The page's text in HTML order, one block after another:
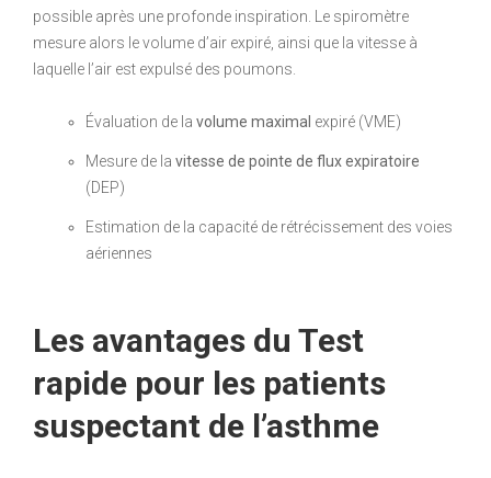
possible après une profonde inspiration. Le spiromètre
mesure alors le volume d’air expiré, ainsi que la vitesse à
laquelle l’air est expulsé des poumons.
Évaluation de la volume maximal expiré (VME)
Mesure de la vitesse de pointe de flux expiratoire
(DEP)
Estimation de la capacité de rétrécissement des voies
aériennes
Les avantages du Test
rapide pour les patients
suspectant de l’asthme